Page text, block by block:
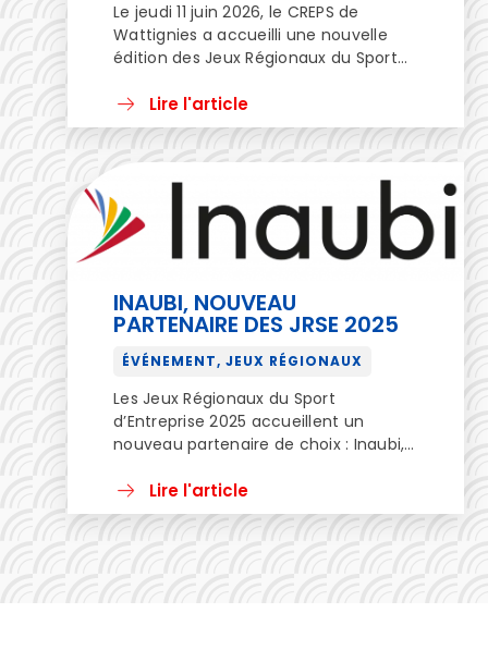
Le jeudi 11 juin 2026, le CREPS de
Wattignies a accueilli une nouvelle
édition des Jeux Régionaux du Sport
Hauts-de-France FFSE. À cette
occasion, entreprises et participants
se sont retrouvés pour une journée
placée sous le signe du sport, de la
convivialité et du partage. Les
collaborateurs ont eu l’occasion […]
Lire l'article
INAUBI, NOUVEAU
PARTENAIRE DES JRSE 2025
ÉVÉNEMENT, JEUX RÉGIONAUX
Les Jeux Régionaux du Sport
d’Entreprise 2025 accueillent un
nouveau partenaire de choix : Inaubi,
et solutions Cloud ! Inaubi, un Acteur
Engagé pour l’Innovation et la
Performance Entreprise dynamique
collectivités et établissements
Lire l'article